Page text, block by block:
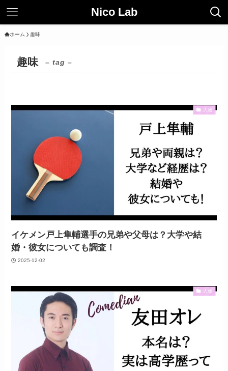
Nico Lab
ホーム 趣味
趣味 – tag –
人物
イケメン戸上隼輔選手の兄弟や父母は？大学や結
婚・彼女についても調査！
2025-12-02
人物